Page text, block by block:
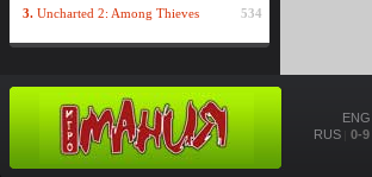
3. Uncharted 2: Among Thieves 534
ENG
RUS
0-9